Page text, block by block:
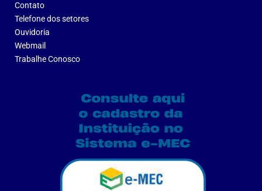
Contato
Telefone dos setores
Ouvidoria
Webmail
Trabalhe Conosco